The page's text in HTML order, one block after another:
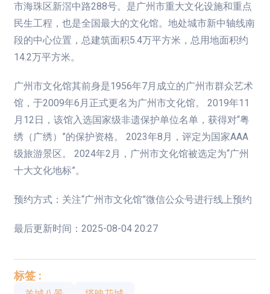
市海珠区新滘中路288号。是广州市重大文化设施和重点
民生工程，也是全国最大的文化馆。地处城市新中轴线南
段的中心位置，总建筑面积5.4万平方米，总用地面积约
14.2万平方米。
广州市文化馆其前身是1956年7月成立的广州市群众艺术
馆，于2009年6月正式更名为广州市文化馆。 2019年11
月12日，该馆入选国家级非遗保护单位名单，获得对“粤
绣（广绣）”的保护资格。 2023年8月，评定为国家AAA
级旅游景区。 2024年2月，广州市文化馆被选定为“广州
十大文化地标”。
预约方式：关注“广州市文化馆”微信公众号进行线上预约
最后更新时间：2025-08-04 20:27
标签 :